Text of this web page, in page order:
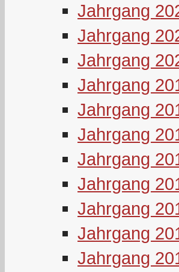
Jahrgang
Jahrgang
Jahrgang
Jahrgang
Jahrgang
Jahrgang
Jahrgang
Jahrgang
Jahrgang
Jahrgang
Jahrgang